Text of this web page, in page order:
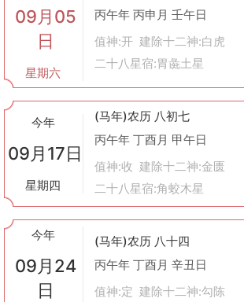
09月05
日
星期六
丙午年 丙申月 壬午日
值神:开 建除十二神:白虎
二十八星宿:胃彘土星
今年
09月17日
星期四
(马年)农历 八初七
丙午年 丁酉月 甲午日
值神:收 建除十二神:金匮
二十八星宿:角蛟木星
今年
09月24
日
(马年)农历 八十四
丙午年 丁酉月 辛丑日
值神:定 建除十二神:勾陈